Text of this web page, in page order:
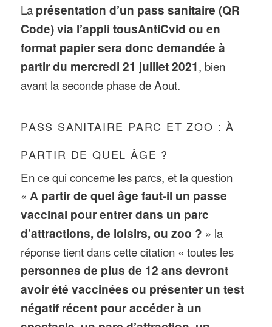
La présentation d’un pass sanitaire (QR
Code) via l’appli tousAntiCvid ou en
format papier sera donc demandée à
partir du mercredi 21 juillet 2021, bien
avant la seconde phase de Aout.
PASS SANITAIRE PARC ET ZOO : À
PARTIR DE QUEL ÂGE ?
En ce qui concerne les parcs, et la question
« A partir de quel âge faut-il un passe
vaccinal pour entrer dans un parc
d’attractions, de loisirs, ou zoo ? » la
réponse tient dans cette citation « toutes les
personnes de plus de 12 ans devront
avoir été vaccinées ou présenter un test
négatif récent pour accéder à un